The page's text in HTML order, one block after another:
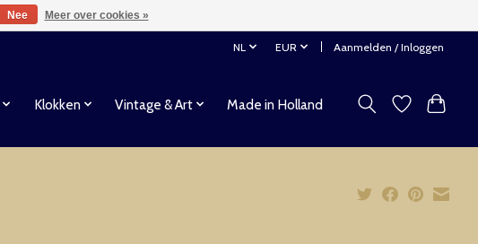
NL EUR Aanmelden / Inloggen
Klokken Vintage & Art Made in Holland
Nee Meer over cookies »